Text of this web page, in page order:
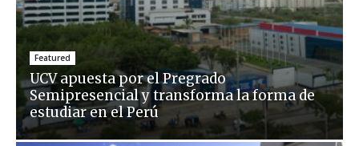
Featured
UCV apuesta por el Pregrado
Semipresencial y transforma la forma de
estudiar en el Perú